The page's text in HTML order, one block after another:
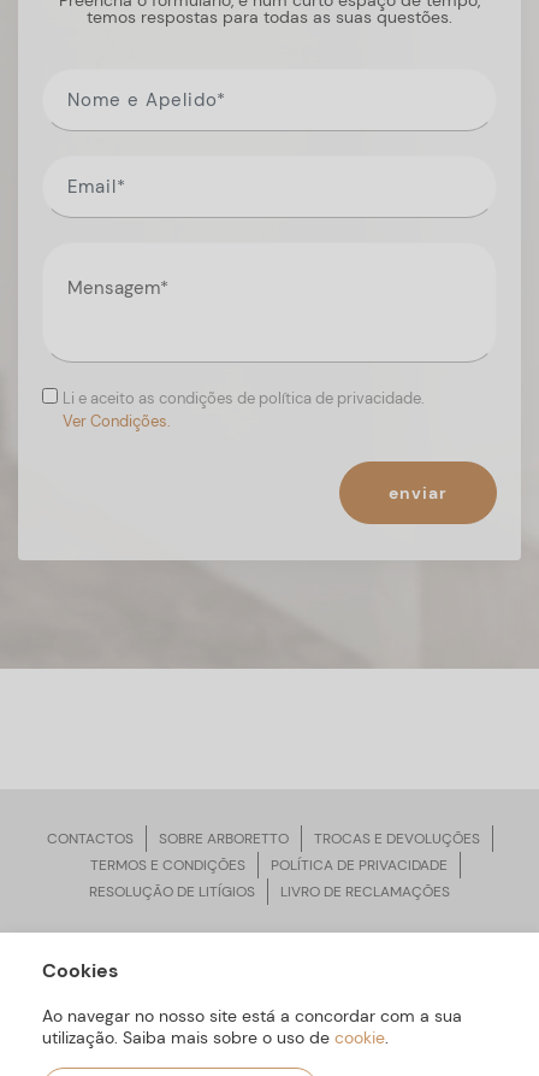
temos respostas para todas as suas questões.
Li e aceito as condições de política de privacidade.
Ver Condições.
enviar
CONTACTOS SOBRE ARBORETTO
TROCAS E DEVOLUÇÕES
TERMOS E CONDIÇÕES
POLÍTICA DE PRIVACIDADE
RESOLUÇÃO DE LITÍGIOS
LIVRO DE RECLAMAÇÕES
ARBORETTO © Todos os Direitos Reservados | Desenvolvido por
Cookies
Ao navegar no nosso site está a concordar com a sua
utilização. Saiba mais sobre o uso de cookie.